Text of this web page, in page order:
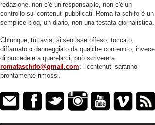
redazione, non c'è un responsabile, non c'è un
controllo sui contenuti pubblicati: Roma fa schifo è un
semplice blog, un diario, non una testata giornalistica.
Chiunque, tuttavia, si sentisse offeso, toccato,
diffamato o danneggiato da qualche contenuto, invece
di procedere a querelarci, può scrivere a
romafaschifo@gmail.com: i contenuti saranno
prontamente rimossi.